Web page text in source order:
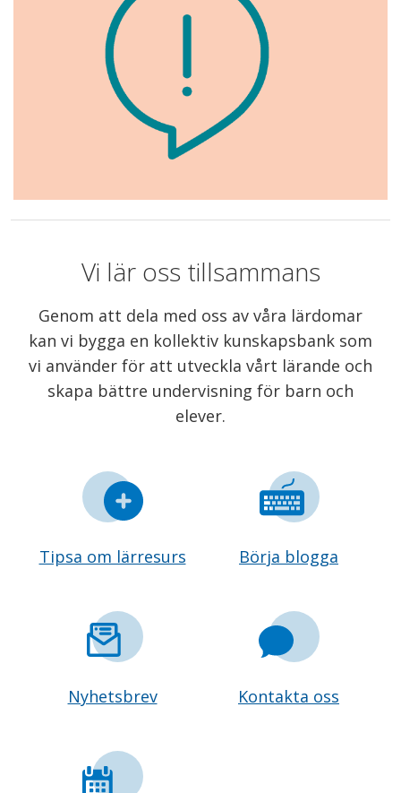
Vi lär oss tillsammans
Genom att dela med oss av våra lärdomar
kan vi bygga en kollektiv kunskapsbank som
vi använder för att utveckla vårt lärande och
skapa bättre undervisning för barn och
elever.
Tipsa om lärresurs Börja blogga
Nyhetsbrev Kontakta oss